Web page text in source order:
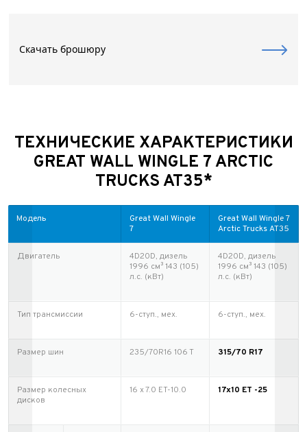
Скачать брошюру
ТЕХНИЧЕСКИЕ ХАРАКТЕРИСТИКИ
GREAT WALL WINGLE 7 ARCTIC
TRUCKS AT35*
Модель
Great Wall Wingle
7
Great Wall Wingle 7
Arctic Trucks AT35
Двигатель
4D20D, дизель
1996 см³ 143 (105)
л.с. (кВт)
4D20D, дизель
1996 см³ 143 (105)
л.с. (кВт)
Тип трансмиссии 6-ступ., мех. 6-ступ., мех.
Размер шин 235/70R16 106 T 315/70 R17
Размер колесных
дисков
16 x 7.0 ET-10.0 17x10 ET -25